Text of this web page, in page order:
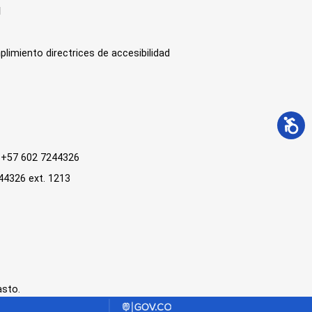
directrices de accesibilidad
602 7244326
ext. 1213